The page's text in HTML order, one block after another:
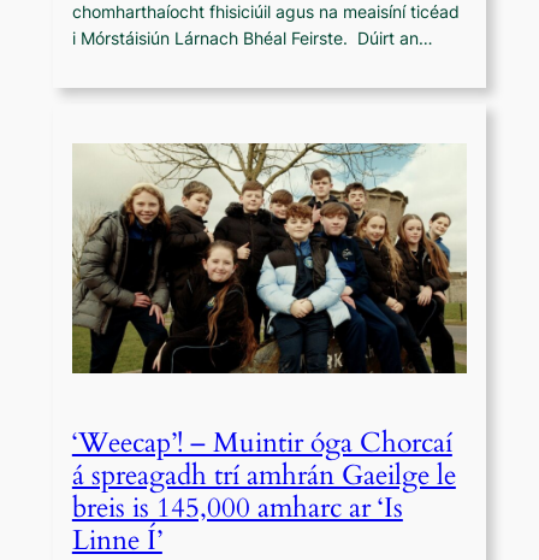
chomharthaíocht fhisiciúil agus na meaisíní ticéad
i Mórstáisiún Lárnach Bhéal Feirste. Dúirt an…
‘Weecap’! – Muintir óga Chorcaí
á spreagadh trí amhrán Gaeilge le
breis is 145,000 amharc ar ‘Is
Linne Í’